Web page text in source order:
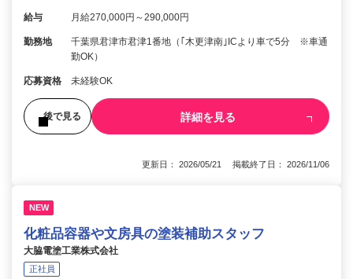
給与 月給270,000円～290,000円
勤務地
千葉県君津市君津1番地（｢木更津南｣ICより車で5分 ※車通
勤OK）
応募資格 未経験OK
後で見る 詳細を見る
更新日： 2026/05/21 掲載終了日： 2026/11/06
NEW
化粧品容器や文房具の塗装補助スタッフ
大脇電塗工業株式会社
正社員